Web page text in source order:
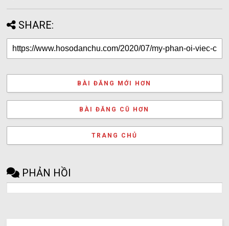
SHARE:
BÀI ĐĂNG MỚI HƠN
BÀI ĐĂNG CŨ HƠN
TRANG CHỦ
PHẢN HỒI